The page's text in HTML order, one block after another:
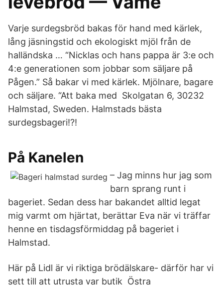
Varje surdegsbröd bakas för hand med kärlek,
lång jäsningstid och ekologiskt mjöl från de
halländska … “Nicklas och hans pappa är 3:e och
4:e generationen som jobbar som säljare på
Pågen.” Så bakar vi med kärlek. Mjölnare, bagare
och säljare. “Att baka med Skolgatan 6, 30232
Halmstad, Sweden. Halmstads bästa
surdegsbageri!?!
På Kanelen
– Jag minns hur jag som
barn sprang runt i
bageriet. Sedan dess har bakandet alltid legat
mig varmt om hjärtat, berättar Eva när vi träffar
henne en tisdagsförmiddag på bageriet i
Halmstad.
Här på Lidl är vi riktiga brödälskare- därför har vi
sett till att utrusta var butik Östra